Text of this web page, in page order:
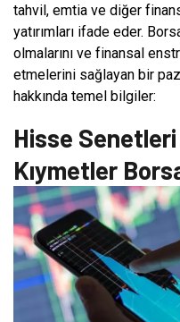
tahvil, emtia ve diğer
yatırımları ifade eder.
olmalarını ve finansal
etmelerini sağlayan bir
hakkında temel bilgiler:
Hisse
Kıymetler